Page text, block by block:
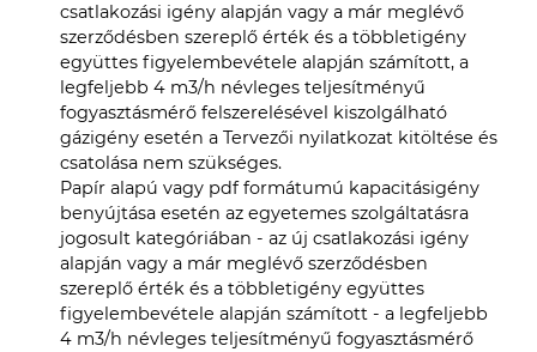
csatlakozási igény alapján vagy a már meglévő
szerződésben szereplő érték és a többletigény
együttes figyelembevétele alapján számított, a
legfeljebb 4 m3/h névleges teljesítményű
fogyasztásmérő felszerelésével kiszolgálható
gázigény esetén a Tervezői nyilatkozat kitöltése és
csatolása nem szükséges.
Papír alapú vagy pdf formátumú kapacitásigény
benyújtása esetén az egyetemes szolgáltatásra
jogosult kategóriában - az új csatlakozási igény
alapján vagy a már meglévő szerződésben
szereplő érték és a többletigény együttes
figyelembevétele alapján számított - a legfeljebb
4 m3/h névleges teljesítményű fogyasztásmérő